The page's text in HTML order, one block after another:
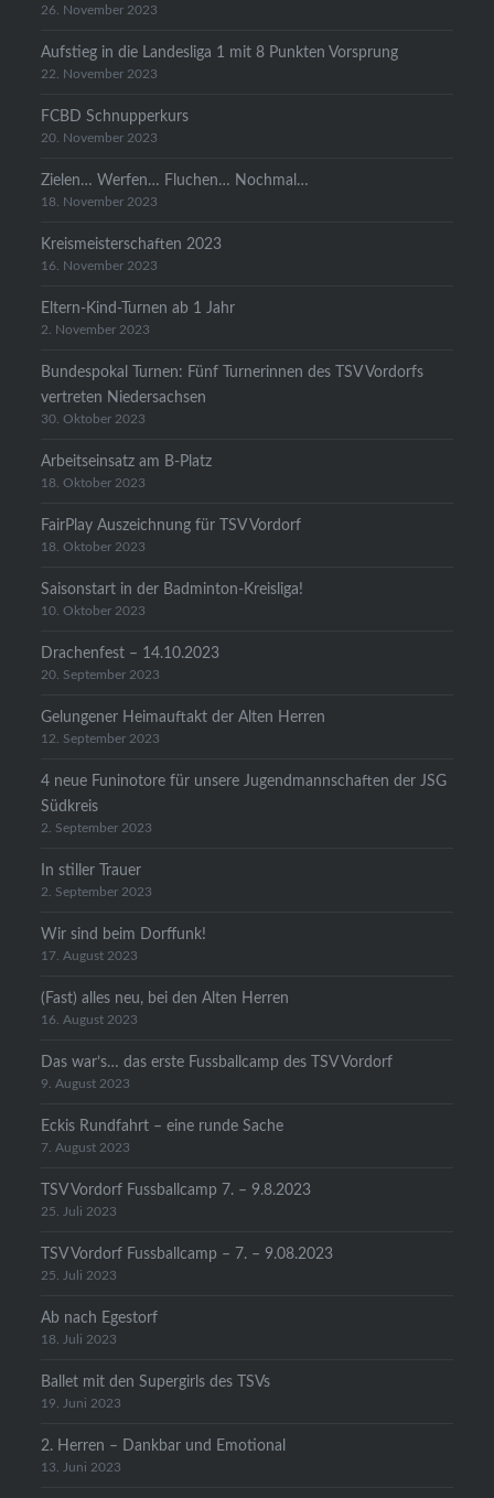
26. November 2023
Aufstieg in die Landesliga 1 mit 8 Punkten Vorsprung
22. November 2023
FCBD Schnupperkurs
20. November 2023
Zielen… Werfen… Fluchen… Nochmal…
18. November 2023
Kreismeisterschaften 2023
16. November 2023
Eltern-Kind-Turnen ab 1 Jahr
2. November 2023
Bundespokal Turnen: Fünf Turnerinnen des TSV Vordorfs
vertreten Niedersachsen
30. Oktober 2023
Arbeitseinsatz am B-Platz
18. Oktober 2023
FairPlay Auszeichnung für TSV Vordorf
18. Oktober 2023
Saisonstart in der Badminton-Kreisliga!
10. Oktober 2023
Drachenfest – 14.10.2023
20. September 2023
Gelungener Heimauftakt der Alten Herren
12. September 2023
4 neue Funinotore für unsere Jugendmannschaften der JSG
Südkreis
2. September 2023
In stiller Trauer
2. September 2023
Wir sind beim Dorffunk!
17. August 2023
(Fast) alles neu, bei den Alten Herren
16. August 2023
Das war’s… das erste Fussballcamp des TSV Vordorf
9. August 2023
Eckis Rundfahrt – eine runde Sache
7. August 2023
TSV Vordorf Fussballcamp 7. – 9.8.2023
25. Juli 2023
TSV Vordorf Fussballcamp – 7. – 9.08.2023
25. Juli 2023
Ab nach Egestorf
18. Juli 2023
Ballet mit den Supergirls des TSVs
19. Juni 2023
2. Herren – Dankbar und Emotional
13. Juni 2023